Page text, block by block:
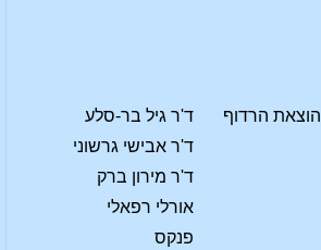
הוצאת הרדוף
ד'ר גיל בר-סלע
ד'ר אבישי גרשוני
ד'ר מירון ברק
אורלי רפאלי
פנקס